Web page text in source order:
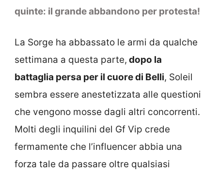
quinte: il grande abbandono per protesta!
La Sorge ha abbassato le armi da qualche
settimana a questa parte, dopo la
battaglia persa per il cuore di Belli, Soleil
sembra essere anestetizzata alle questioni
che vengono mosse dagli altri concorrenti.
Molti degli inquilini del Gf Vip crede
fermamente che l’influencer abbia una
forza tale da passare oltre qualsiasi